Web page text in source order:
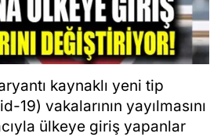
kaynaklı yeni tip
19) vakalarının yayılmasını
ülkeye giriş yapanlar